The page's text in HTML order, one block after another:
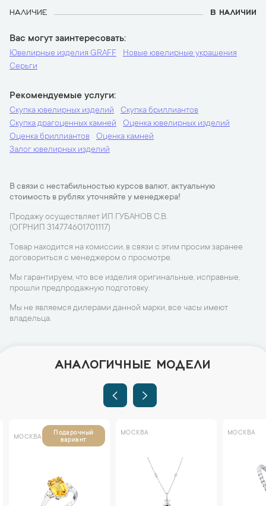
НАЛИЧИЕ
В НАЛИЧИИ
Вас могут заинтересовать
Ювелирные изделия GRAFF
Новые ювелирные украшения
Серьги
Рекомендуемые услуги
Скупка ювелирных изделий
Скупка бриллиантов
Скупка драгоценных камней
Оценка ювелирных изделий
Оценка бриллиантов
Оценка камней
Залог ювелирных изделий
В связи с нестабильностью курсов валют, актуальную
стоимость в рублях уточняйте у менеджера!
Продажу осуществляет ИП ГУБАНОВ С.В.
(ОГРНИП 314774601701117)
Товар находится на комиссии, в связи с этим просим заранее
договориться с менеджером о просмотре.
Мы гарантируем, что все изделия оригинальные, исправные,
прошли предпродажную подготовку.
Мы не являемся дилерами данной марки, все часы имеют
владельца.
АНАЛОГИЧНЫЕ МОДЕЛИ
МОСКВА
Подарочный
вариант
МОСКВА МОСКВА